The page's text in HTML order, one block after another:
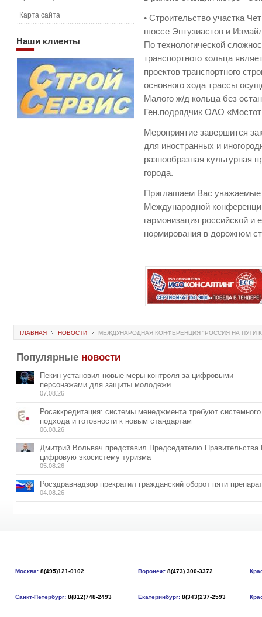
• Строительство участка
шоссе Энтузиастов и
По технологической
транспортного кольца
проектов транспортного
основного хода трассы
Малого ж/д кольца без
Ген.подрядчик ОАО
Мероприятие завершится
для иностранных и
разнообразная культурная
города.
Приглашаем Вас уважаемые
Международной
гармонизация российской и
нормирования в дорожном
Карта сайта
Наши клиенты
ГЛАВНАЯ НОВОСТИ МЕЖДУНАРОДНАЯ КОНФЕРЕНЦИЯ "РОССИЯ НА ПУТИ
Популярные новости
Пекин установил новые меры контроля за цифровыми
персонажами для защиты молодежи
07.08.26
Росаккредитация: системы менеджмента требуют системного
подхода и готовности к новым стандартам
06.08.26
Дмитрий Вольвач представил Председателю
цифровую экосистему туризма
05.08.26
Росздравнадзор прекратил гражданский оборот пяти
04.08.26
Москва: 8(495)121-0102 Воронеж: 8(473) 300-3372
Санкт-Петербург: 8(812)748-2493 Екатеринбург: 8(343)237-2593